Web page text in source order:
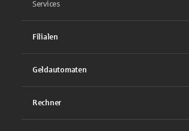
Services
Filialen
Geldautomaten
Rechner